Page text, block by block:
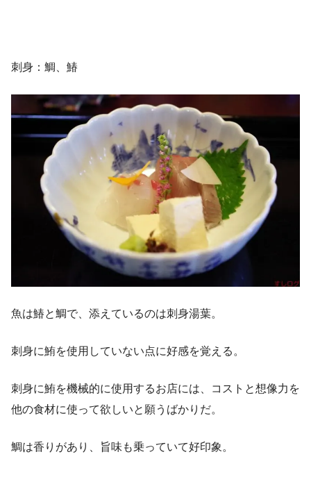
刺身：鯛、鰆
魚は鰆と鯛で、添えているのは刺身湯葉。
刺身に鮪を使用していない点に好感を覚える。
刺身に鮪を機械的に使用するお店には、コストと想像力を
他の食材に使って欲しいと願うばかりだ。
鯛は香りがあり、旨味も乗っていて好印象。